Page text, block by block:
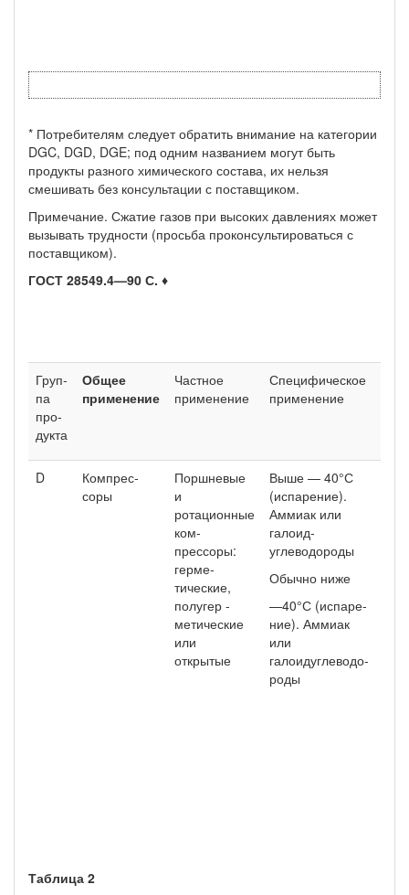
* Потребителям следует обратить внимание на категории
DGC, DGD, DGE; под одним названием могут быть
продукты разного химического состава, их нельзя
смешивать без консультации с поставщиком.
Примечание. Сжатие газов при высоких давлениях может
вызывать трудности (просьба проконсультиро­ваться с
поставщиком).
ГОСТ 28549.4—90 С. ♦
Груп­
па
про­
дукта
Общее
применение
Частное
применение
Специфическое
применение
D
Ком­прес­
соры
Поршневые
и
ротационные
ком­
прессоры:
герме­
тические,
полугер -
метические
или
открытые
Выше — 40°С
(испарение).
Ам­миак или
галоид-
углеводороды
Обычно ниже
—40°С (испаре­
ние). Аммиак
или
галоидуглеводо-
роды
Таблица 2